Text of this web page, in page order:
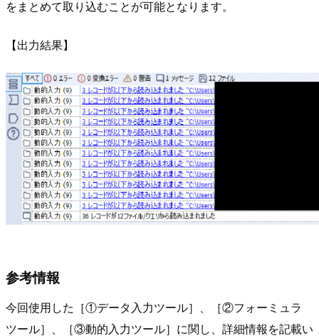
をまとめて取り込むことが可能となります。
【出力結果】
参考情報
今回使用した［①データ入力ツール］、［②フォーミュラ
ツール］、［③動的入力ツール］に関し、詳細情報を記載い